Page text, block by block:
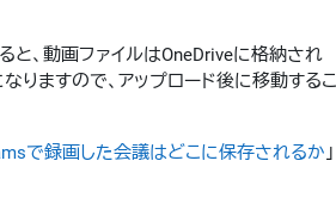
と、動画ファイルはOneDriveに格納され
りますので、アップロード後に移動するこ
で録画した会議はどこに保存されるか 」